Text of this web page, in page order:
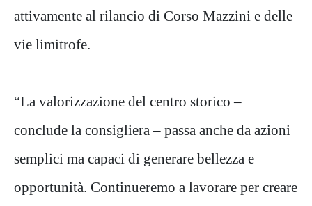
attivamente al rilancio di Corso Mazzini e delle
vie limitrofe.
“La valorizzazione del centro storico –
conclude la consigliera – passa anche da azioni
semplici ma capaci di generare bellezza e
opportunità. Continueremo a lavorare per creare